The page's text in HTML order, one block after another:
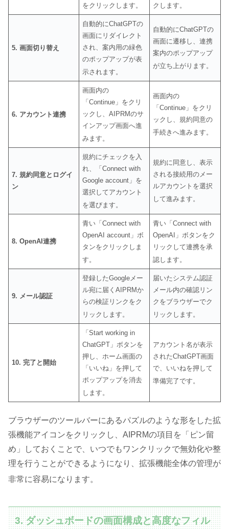
をクリックします 。 クします 。
5. 画面切り替え
自動的にChatGPTの
画面にリダイレクト
され、案内用の緑色
のポップアップが表
示されます 。
自動的にChatGPTの
画面に遷移し、連携
案内のポップアップ
が立ち上がります 。
6. アカウント連携
画面内の
「Continue」をクリ
ックし、AIPRMのサ
インアップ画面へ進
みます 。
画面内の
「Continue」をクリ
ックし、規約同意の
手続きへ進みます 。
7. 規約同意とログイ
ン
規約にチェックを入
れ、「Connect with
Google account」を
選択してアカウント
を選びます 。
規約に同意し、表示
される接続用のメー
ルアカウントを選択
して進みます 。
8. OpenAI連携
青い「Connect with
OpenAI account」ボ
タンをクリックしま
す 。
青い「Connect with
OpenAI」ボタンをク
リックして連携を承
認します 。
9. メール認証
登録したGoogleメー
ル宛に届くAIPRMか
らの検証リンクをク
リックします 。
届いたシステム認証
メール内の確認リン
クをブラウザーでク
リックします 。
10. 完了と開始
「Start working in
ChatGPT」ボタンを
押し、ホーム画面の
「いいね」を押して
ポップアップを消去
します 。
アカウント名が表示
されたChatGPT画面
で、いいねを押して
準備完了です 。
ブラウザーのツールバーにあるパズルのような形をした拡
張機能アイコンをクリックし、AIPRMの項目を「ピン留
め」しておくことで、いつでもワンクリックで無効化や整
理を行うことができるようになり、拡張機能全体の管理が
非常に容易になります。
3. ダッシュボードの画面構成と高度なフィル